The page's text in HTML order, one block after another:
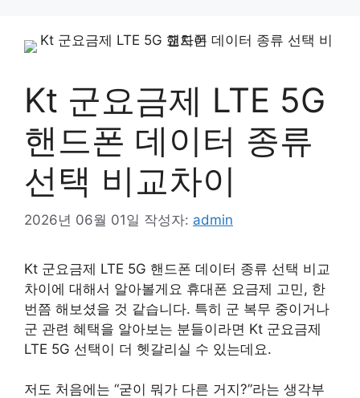
Kt 군요금제 LTE 5G
핸드폰 데이터 종류
선택 비교차이
2026년 06월 01일 작성자: admin
Kt 군요금제 LTE 5G 핸드폰 데이터 종류 선택 비교
차이에 대해서 알아볼게요 휴대폰 요금제 고민, 한
번쯤 해보셨을 것 같습니다. 특히 군 복무 중이거나
군 관련 혜택을 알아보는 분들이라면 Kt 군요금제
LTE 5G 선택이 더 헷갈리실 수 있는데요.
저도 처음에는 “굳이 뭐가 다른 거지?”라는 생각부